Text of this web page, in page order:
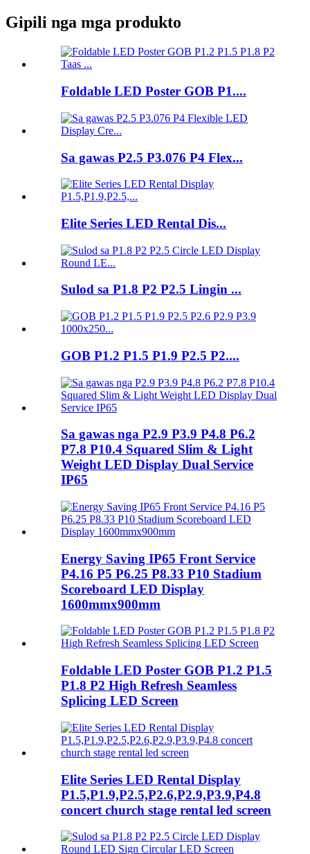
Gipili nga mga produkto
Foldable LED Poster GOB P1....
Sa gawas P2.5 P3.076 P4 Flex...
Elite Series LED Rental Dis...
Sulod sa P1.8 P2 P2.5 Lingin ...
GOB P1.2 P1.5 P1.9 P2.5 P2....
Sa gawas nga P2.9 P3.9 P4.8 P6.2
P7.8 P10.4 Squared Slim & Light
Weight LED Display Dual Service
IP65
Energy Saving IP65 Front Service
P4.16 P5 P6.25 P8.33 P10 Stadium
Scoreboard LED Display
1600mmx900mm
Foldable LED Poster GOB P1.2 P1.5
P1.8 P2 High Refresh Seamless
Splicing LED Screen
Elite Series LED Rental Display
P1.5,P1.9,P2.5,P2.6,P2.9,P3.9,P4.8
concert church stage rental led screen